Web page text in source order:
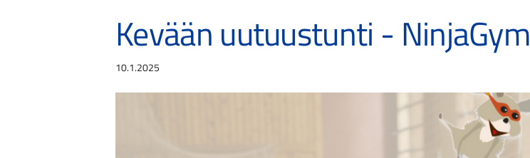
Kevään uutuustunti - NinjaGym
10.1.2025